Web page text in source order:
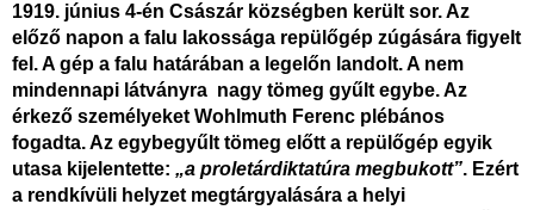
1919. június 4-én Császár községben került sor. Az
előző napon a falu lakossága repülőgép zúgására figyelt
fel. A gép a falu határában a legelőn landolt. A nem
mindennapi látványra nagy tömeg gyűlt egybe. Az
érkező személyeket Wohlmuth Ferenc plébános
fogadta. Az egybegyűlt tömeg előtt a repülőgép egyik
utasa kijelentette: „a proletárdiktatúra megbukott”. Ezért
a rendkívüli helyzet megtárgyalására a helyi